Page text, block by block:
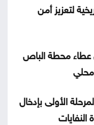
لتعزيز أمن
عطاء محطة الباص
الأولى بإدخال